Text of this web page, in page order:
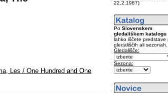
Les / One Hundred and One
22.2.1987)
Po Slovenskem
gledališkem katalogu
lahko iščete predstave
gledališčih ali sezonah.
Gledališče:
Sezona: